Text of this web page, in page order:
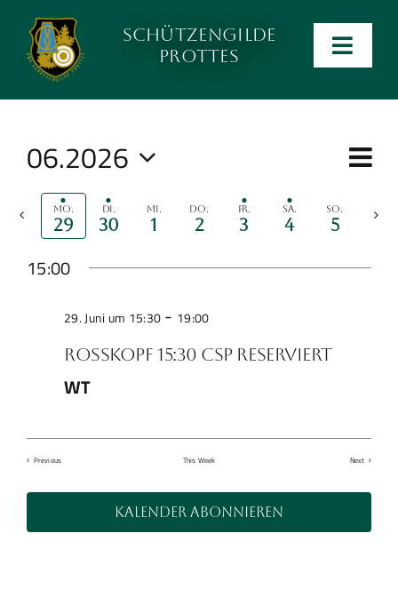
Inhalt
wechseln
Schützengilde
Prottes
Anlage
Kalender
Kontakt
Preise
Ergebnislisten
Verein
Week
06.2026
Select
date.
Mo.
29
Di.
30
Mi.
1
Do.
2
Fr.
3
Sa.
4
So.
5
Previous
week
Next
week
15:00
29. Juni um 15:30 - 19:00
Rosskopf 15:30 CSP reserviert
WT
Previous This Week Next
Kalender abonnieren